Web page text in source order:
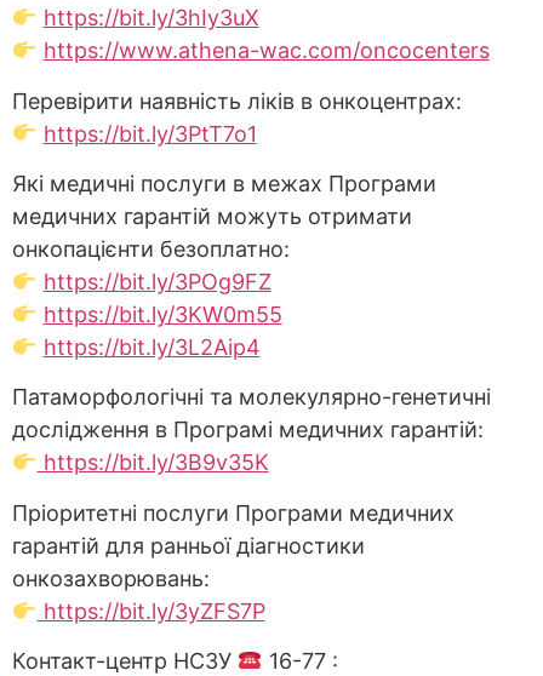
https://bit.ly/3hIy3uX
https://www.athena-wac.com/oncocenters
Перевірити наявність ліків в онкоцентрах:
https://bit.ly/3PtT7o1
Які медичні послуги в межах Програми
медичних гарантій можуть отримати
онкопацієнти безоплатно:
https://bit.ly/3POg9FZ
https://bit.ly/3KW0m55
https://bit.ly/3L2Aip4
Патаморфологічні та молекулярно-генетичні
дослідження в Програмі медичних гарантій:
https://bit.ly/3B9v35K
Пріоритетні послуги Програми медичних
гарантій для ранньої діагностики
онкозахворювань:
https://bit.ly/3yZFS7P
Контакт-центр НСЗУ
16-77 :